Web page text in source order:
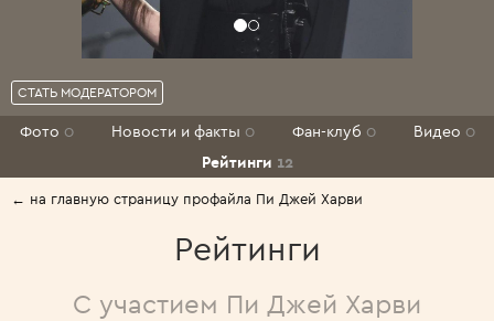
СТАТЬ МОДЕРАТОРОМ
Фото 0 Новости и факты 0 Фан-клуб 0 Видео 0
Рейтинги 12
← на главную страницу профайла Пи Джей Харви
Рейтинги
С участием Пи Джей Харви